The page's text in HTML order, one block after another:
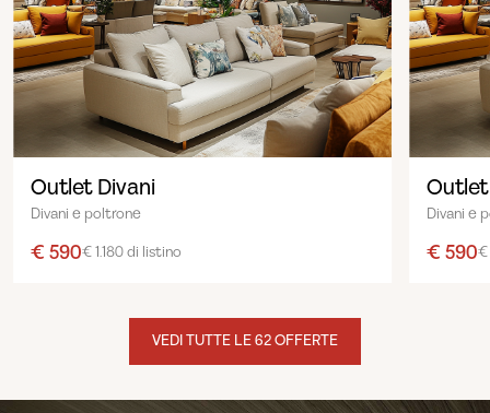
Outlet Divani
Divani e poltrone
€ 590€ 1.180 di listino
Divani e
€ 590€
VEDI TUTTE LE 62 OFFERTE